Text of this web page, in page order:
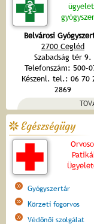
Belvárosi
2700 Cegléd
Szabadság tér 9.
Telefonszám: 500-
Készenl. tel.: 06 70
2869
Egészségügy
Gyógyszertár
Körzeti fogorvos
Védőnői szolgálat